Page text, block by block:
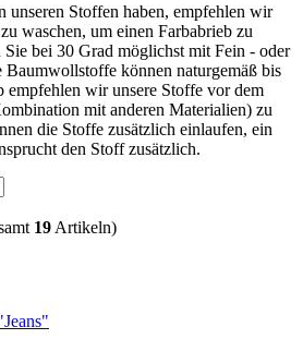
unseren Stoffen haben, empfehlen wir
waschen, um einen Farbabrieb zu
bei 30 Grad möglichst mit Fein - oder
können naturgemäß bis
empfehlen wir unsere Stoffe vor dem
mit anderen Materialien) zu
die Stoffe zusätzlich einlaufen, ein
den Stoff zusätzlich.
19 Artikeln)